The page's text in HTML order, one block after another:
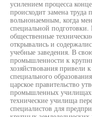
усилением процесса
происходит замена труда
вольнонаемным, когда
специальной
общественные
открывались и
учебные заведения. В
промышленности к
хозяйствования привели
специального
царское правительство
промышленных
технические училища
специалистов для